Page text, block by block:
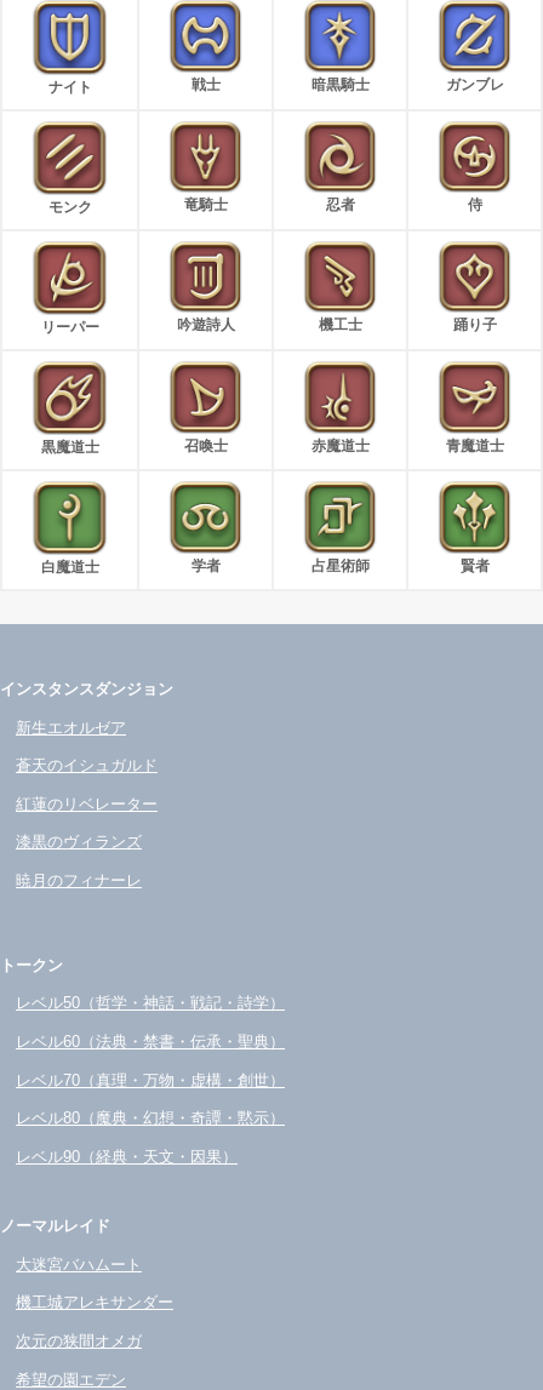
ナイト 戦士 暗黒騎士 ガンブレ
モンク 竜騎士 忍者 侍
リーパー 吟遊詩人 機工士 踊り子
黒魔道士 召喚士 赤魔道士 青魔道士
白魔道士 学者 占星術師 賢者
インスタンスダンジョン
新生エオルゼア
蒼天のイシュガルド
紅蓮のリベレーター
漆黒のヴィランズ
暁月のフィナーレ
トークン
レベル50（哲学・神話・戦記・詩学）
レベル60（法典・禁書・伝承・聖典）
レベル70（真理・万物・虚構・創世）
レベル80（魔典・幻想・奇譚・黙示）
レベル90（経典・天文・因果）
ノーマルレイド
大迷宮バハムート
機工城アレキサンダー
次元の狭間オメガ
希望の園エデン